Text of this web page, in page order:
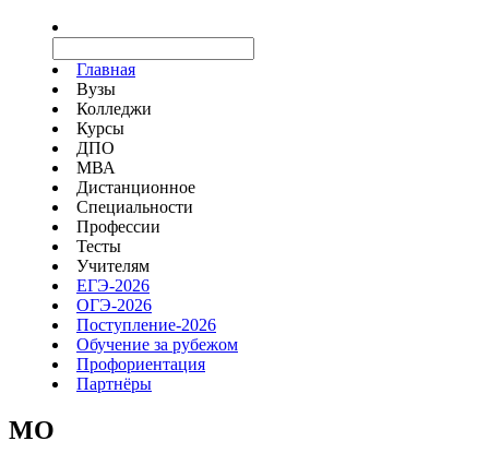
Главная
Вузы
Колледжи
Курсы
ДПО
МВА
Дистанционное
Специальности
Профессии
Тесты
Учителям
ЕГЭ-2026
ОГЭ-2026
Поступление-2026
Обучение за рубежом
Профориентация
Партнёры
MO